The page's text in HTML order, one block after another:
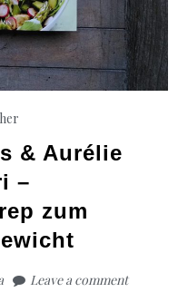
& Aurélie
–
zum
Leave a comment